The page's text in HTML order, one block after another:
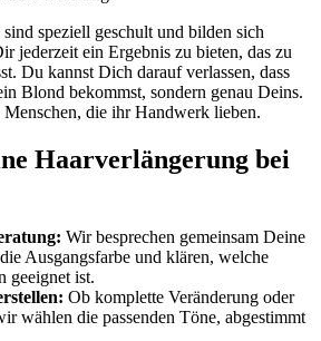
speziell geschult und bilden sich
jederzeit ein Ergebnis zu bieten, das zu
Du kannst Dich darauf verlassen, dass
Blond bekommst, sondern genau Deins.
die ihr Handwerk lieben.
Haarverlängerung bei
Wir besprechen gemeinsam Deine
Ausgangsfarbe und klären, welche
geeignet ist.
Ob komplette Veränderung oder
wählen die passenden Töne, abgestimmt